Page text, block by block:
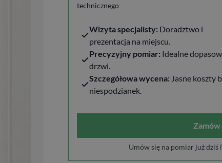
technicznego
Wizyta specjalisty: Doradztwo i
prezentacja na miejscu.
Precyzyjny pomiar: Idealne
drzwi.
Szczegółowa wycena: Jasne koszty
niespodzianek.
Umów się na pomiar już